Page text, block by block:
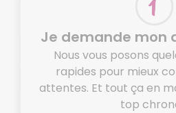
Je demande mon
Nous vous posons
rapides pour mieux
attentes. Et tout ça en
top